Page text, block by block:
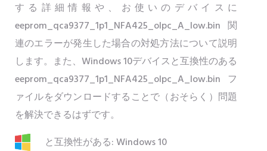
する詳細情報や、お使いのデバイスに
eeprom_qca9377_1p1_NFA425_olpc_A_low.bin関
連のエラーが発生した場合の対処方法について説明
します。また、Windows 10デバイスと互換性のある
eeprom_qca9377_1p1_NFA425_olpc_A_low.binフ
ァイルをダウンロードすることで（おそらく）問題
を解決できるはずです。
と互換性がある: Windows 10